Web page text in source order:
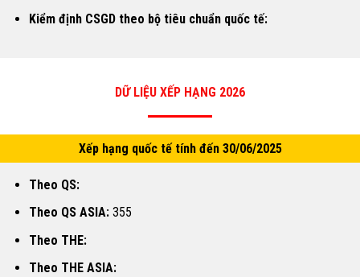
Kiểm định CSGD theo bộ tiêu chuẩn quốc tế:
DỮ LIỆU XẾP HẠNG 2026
Xếp hạng quốc tế tính đến 30/06/2025
Theo QS:
Theo QS ASIA:355
Theo THE:
Theo THE ASIA: